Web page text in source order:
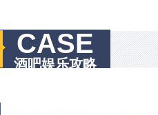
CASE
酒吧娱乐攻略